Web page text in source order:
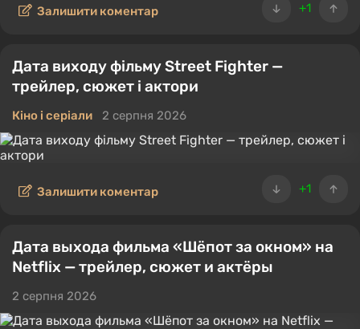
+1
Залишити коментар
Дата виходу фільму Street Fighter —
трейлер, сюжет і актори
Кіно і серіали 2 серпня 2026
+1
Залишити коментар
Дата выхода фильма «Шёпот за окном» на
Netflix — трейлер, сюжет и актёры
2 серпня 2026